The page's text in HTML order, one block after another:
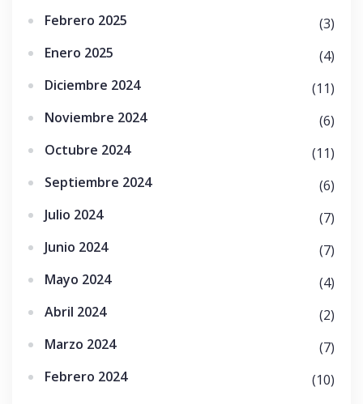
Febrero 2025
(3)
Enero 2025
(4)
Diciembre 2024
(11)
Noviembre 2024
(6)
Octubre 2024
(11)
Septiembre 2024
(6)
Julio 2024
(7)
Junio 2024
(7)
Mayo 2024
(4)
Abril 2024
(2)
Marzo 2024
(7)
Febrero 2024
(10)